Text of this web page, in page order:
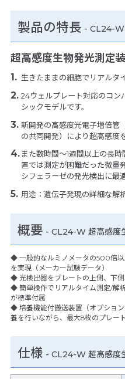
製品の特長 - CL24-W
超高感度生物発光測定
生きたままの細胞でリアルタ
24ウェルプレート対応のコン
シックモデルです。
新開発の高感度光電子増倍管
の共同開発）により超高感度
また数時間～1週間以上の長
置では測定が困難だった微量
シフェラーゼの発光検出に最適
用途：遺伝子発現の詳細な解
概要 - CL24-W 超高感度
◆ 一般的なルミノメータの500倍
を実現（メーカー試験データ）
◆ 光検出器をプレートの上側、下
◆ 簡単操作でリアルタイム測定/解
が標準付属
◆ 培養機能付搬送装置（オプショ
養を行いながら、最大8枚のプレー
仕様 - CL24-W 超高感度